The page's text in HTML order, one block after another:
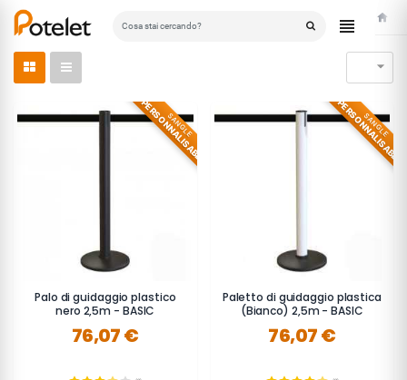
Home

SANGLE
PERSONNALISABLE
Palo di guidaggio plastico
nero 2,5m - BASIC
76,07 €
SANGLE
PERSONNALISABLE
Paletto di guidaggio plastica
(Bianco) 2,5m - BASIC
76,07 €